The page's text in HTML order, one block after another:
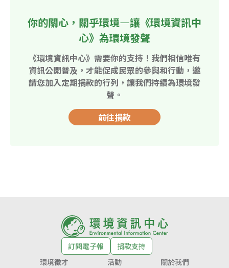
你的關心，關乎環境—讓《環境資訊中
心》為環境發聲
《環境資訊中心》需要你的支持！我們相信唯有
資訊公開普及，才能促成民眾的參與和行動，邀
請您加入定期捐款的行列，讓我們持續為環境發
聲。
前往捐款
訂閱電子報
捐款支持
環境徵才
活動 關於我們